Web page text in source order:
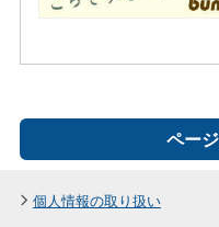
ペー
個人情報の取り扱い